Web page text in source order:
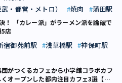
・都営・メトロ）
焼肉 蒲田駅
！ 「カレー派」がラーメン派を論破で
5店
宿御苑前駅 浅草橋駅
神保町駅
がつくるカフェから小学館コラボカフ
くオープンした都内注目カフェ3選【池